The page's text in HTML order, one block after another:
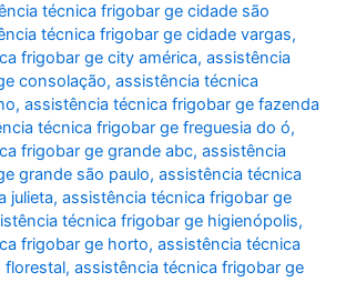
técnica frigobar ge cidade são
técnica frigobar ge cidade vargas,
frigobar ge city américa,assistência
consolação,assistência técnica
,assistência técnica frigobar ge fazenda
técnica frigobar ge freguesia do ó,
frigobar ge grande abc,assistência
grande são paulo,assistência técnica
julieta,assistência técnica frigobar ge
técnica frigobar ge higienópolis,
frigobar ge horto,assistência técnica
florestal,assistência técnica frigobar ge